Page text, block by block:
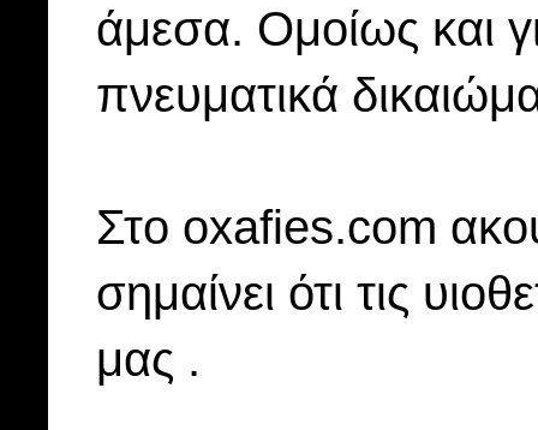
άμεσα. Ομοίως και
πνευματικά
Στo oxafies.com
σημαίνει ότι τις
μας .